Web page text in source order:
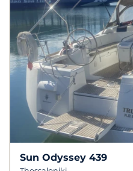
Sun Odyssey 439